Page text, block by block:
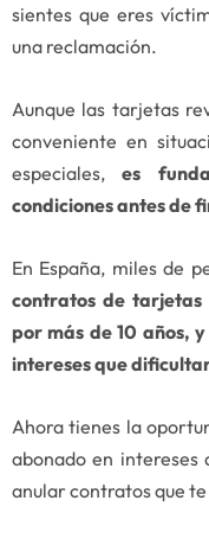
sientes que eres
una reclamación.
Aunque las tarjetas
conveniente en
especiales,es
condiciones antes de
En España, miles de
contratos de tarjetas
por más de 10 años, y
intereses que
Ahora tienes la
abonado en intereses
anular contratos que